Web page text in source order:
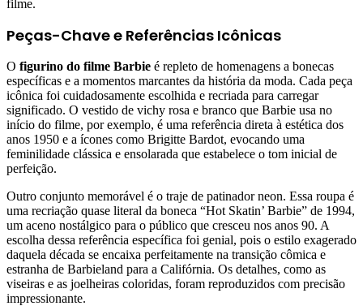
filme.
Peças-Chave e Referências Icônicas
O figurino do filme Barbie é repleto de homenagens a bonecas
específicas e a momentos marcantes da história da moda. Cada peça
icônica foi cuidadosamente escolhida e recriada para carregar
significado. O vestido de vichy rosa e branco que Barbie usa no
início do filme, por exemplo, é uma referência direta à estética dos
anos 1950 e a ícones como Brigitte Bardot, evocando uma
feminilidade clássica e ensolarada que estabelece o tom inicial de
perfeição.
Outro conjunto memorável é o traje de patinador neon. Essa roupa é
uma recriação quase literal da boneca “Hot Skatin’ Barbie” de 1994,
um aceno nostálgico para o público que cresceu nos anos 90. A
escolha dessa referência específica foi genial, pois o estilo exagerado
daquela década se encaixa perfeitamente na transição cômica e
estranha de Barbieland para a Califórnia. Os detalhes, como as
viseiras e as joelheiras coloridas, foram reproduzidos com precisão
impressionante.